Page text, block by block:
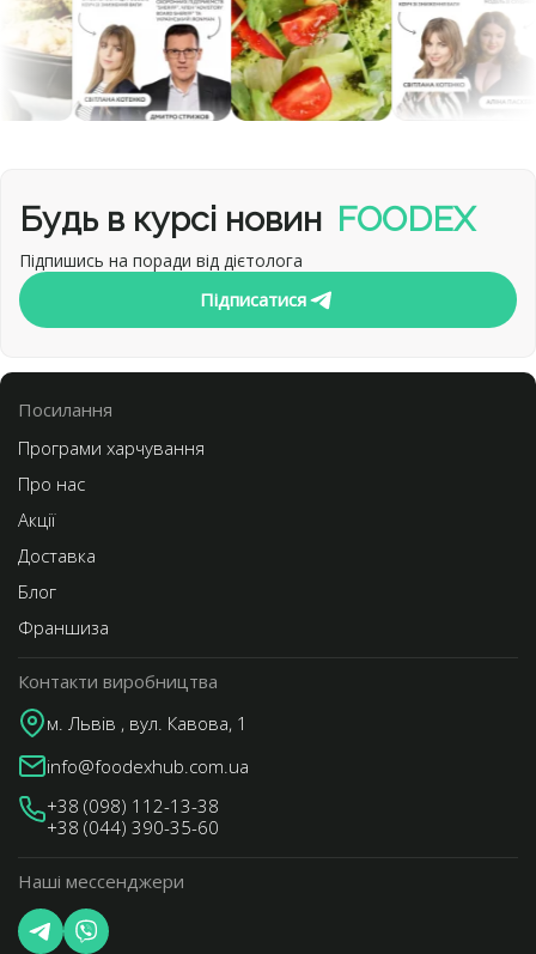
Будь в курсі новин FOODEX
Підпишись на поради від дієтолога
Підписатися
Посилання
Програми харчування
Про нас
Акції
Доставка
Блог
Франшиза
Контакти виробництва
м. Львів , вул. Кавова, 1
info@foodexhub.com.ua
+38 (098) 112-13-38
+38 (044) 390-35-60
Наші мессенджери